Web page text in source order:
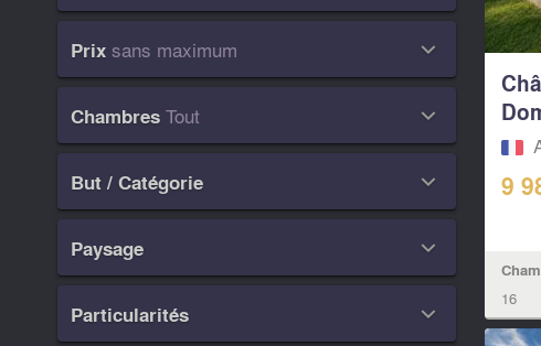
Prix sans maximum 
Chambres Tout 
But / Catégorie 
Paysage 
Particularités 
9
16